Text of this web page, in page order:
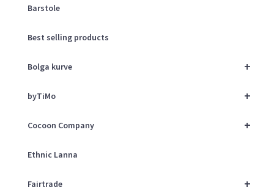
Barstole
Best selling products
+
Bolga kurve
+
byTiMo
+
Cocoon Company
Ethnic Lanna
+
Fairtrade